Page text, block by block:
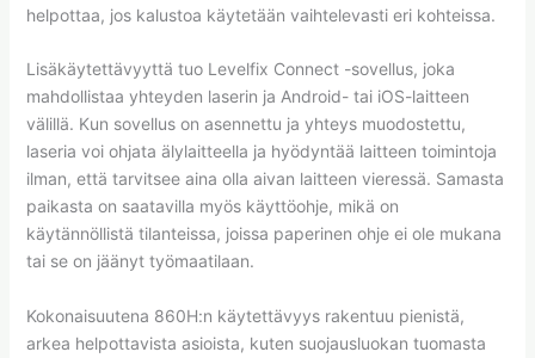
helpottaa, jos kalustoa käytetään vaihtelevasti eri kohteissa.
Lisäkäytettävyyttä tuo Levelfix Connect -sovellus, joka
mahdollistaa yhteyden laserin ja Android- tai iOS-laitteen
välillä. Kun sovellus on asennettu ja yhteys muodostettu,
laseria voi ohjata älylaitteella ja hyödyntää laitteen toimintoja
ilman, että tarvitsee aina olla aivan laitteen vieressä. Samasta
paikasta on saatavilla myös käyttöohje, mikä on
käytännöllistä tilanteissa, joissa paperinen ohje ei ole mukana
tai se on jäänyt työmaatilaan.
Kokonaisuutena 860H:n käytettävyys rakentuu pienistä,
arkea helpottavista asioista, kuten suojausluokan tuomasta